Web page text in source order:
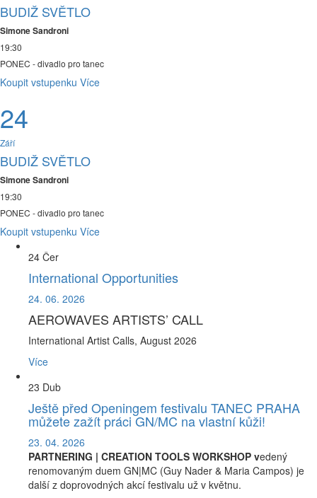
BUDIŽ SVĚTLO
Simone Sandroni
19:30
PONEC - divadlo pro tanec
Koupit vstupenku Více
24
Září
BUDIŽ SVĚTLO
Simone Sandroni
19:30
PONEC - divadlo pro tanec
Koupit vstupenku Více
24 Čer
International Opportunities
24. 06. 2026
​AEROWAVES ARTISTS’ CALL
International Artist Calls, August 2026
Více
23 Dub
Ještě před Openingem festivalu TANEC PRAHA
můžete zažít práci GN/MC na vlastní kůži!
23. 04. 2026
PARTNERING | CREATION TOOLS WORKSHOP vedený
renomovaným duem GN|MC (Guy Nader & Maria Campos) je
další z doprovodných akcí festivalu už v květnu.